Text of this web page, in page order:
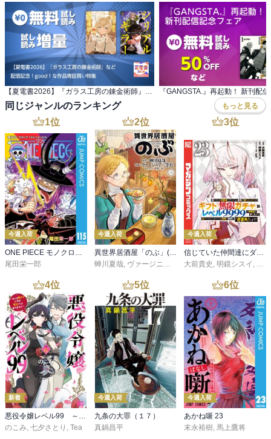
『GANGSTA.』再起動！ 新刊配
同じジャンルのランキング もっと見る
1位
今週入荷
ONE PIECE モノクロ版 115
尾田栄一郎
2位
今週入荷
異世界居酒屋「のぶ」(22)
蝉川夏哉, ヴァージニア二等兵 ,転
3位
今週入荷
信じていた仲間達にダンジョン奥地で殺されかけたがギフト『無限ガチャ』でレベル９９９９の仲間達を手に入れて元パーティーメンバーと世界に復讐＆『ざまぁ！』します！（２３）
大前貴史 , 明鏡シスイ , ｔ
4位
新着
のこみ 七夕さとり Tea
5位
今週入荷
九条の大罪（１７）
真鍋昌平
6位
今週入荷
あかね噺 23
末永裕樹 馬上鷹将